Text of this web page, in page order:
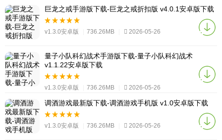
巨龙之戒手游版下载-巨龙之戒折扣版 v4.0.1安卓版下载
v1.3.0安卓版 736.26MB 2026-05-26
量子小队科幻战术手游版下载-量子小队科幻战术
v1.1.22安卓版下载
v1.3.0安卓版 736.26MB 2026-05-26
调酒游戏最新版下载-调酒游戏手机版 v1.0安卓版下载
v1.3.0安卓版 736.26MB 2026-05-26